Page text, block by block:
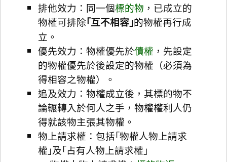
排他效力：同一個標的物 ，已成立的
物權可排除｢互不相容｣的物權再行成
立。
優先效力：物權優先於債權 ，先設定
的物權優先於後設定的物權（必須為
得相容之物權）。
追及效力：物權成立後，其標的物不
論輾轉入於何人之手，物權權利人仍
得就該物主張其物權。
物上請求權：包括｢物權人物上請求
權｣及｢占有人物上請求權｣